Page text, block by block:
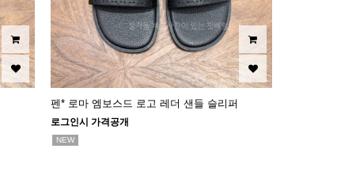
펜* 로마 엠보스드 로고 레더 샌들 슬리퍼
로그인시 가격공개
NEW